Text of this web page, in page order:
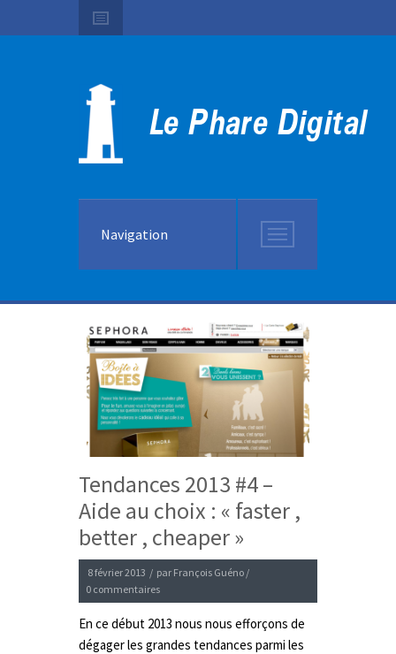
Navigation
Tendances 2013 #4 –
Aide au choix : « faster ,
better , cheaper »
8 février 2013 / par François Guéno /
0 commentaires
En ce début 2013 nous nous efforçons de
dégager les grandes tendances parmi les